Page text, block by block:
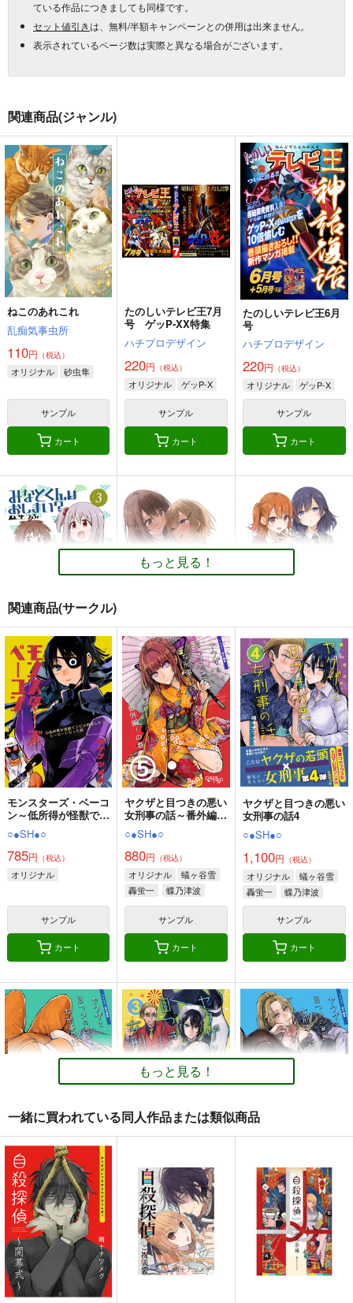
ている作品につきましても同様です。
セット値引きは、無料/半額キャンペーンとの併用は出来ません。
表示されているページ数は実際と異なる場合がございます。
関連商品(ジャンル)
ねこのあれこれ
乱痴気事虫所
110円 （税込）
オリジナル 砂虫隼
サンプル
カート
たのしいテレビ王7月
号 ゲッP-XX特集
ハチプロデザイン
220円 （税込）
オリジナル ゲッP-X
サンプル
カート
たのしいテレビ王6月
号
ハチプロデザイン
220円 （税込）
オリジナル ゲッP-X
サンプル
カート
みなとくんはおしま
い？３
GRINP
550円（税込）
オリジナル
千川みなと
桜田ゆうた
サンプル
サークル「ユーリカ」
百合アンソロジー３
不埒な契約×君色ステ
ラリウム
ユーリカ
330円（税込）
オリジナル
サンプル
サークル「ユーリカ」
百合アンソロジー２
告白のすきまで×木枯
らしのルーチェ
ユーリカ
330円（税込）
オリジナル
サンプル
同人作家がクリスタだ
けで作る同人誌の表紙
デザイン
壱番地
1,100 （税込）
カート
台所
乱痴気事虫所
110円（税込）
オリジナル 砂虫隼
カート
オリジナル同人て売れ
るの？＋オリジナル同
人の電子書籍て売れる
の？etc…～なんだか
んだ赤字出さず20年続
ぽっぽこっこ
110円（税込）
カート
もっと見る！
関連商品(サークル)
モンスターズ・ベーコ
ン～低所得が怪獣でジ
ビエ料理したらヒーロ
ーになった話～
○●SH●○
785円 （税込）
オリジナル
サンプル
カート
ヤクザと目つきの悪い
女刑事の話～番外編！
の巻～５
○●SH●○
880円 （税込）
オリジナル
蟻ヶ谷雪
轟蛍一
蝶乃津波
サンプル
カート
ヤクザと目つきの悪い
女刑事の話4
○●SH●○
1,100円 （税込）
オリジナル
蟻ヶ谷雪
轟蛍一
蝶乃津波
サンプル
カート
ヤクザと目つきの悪い
女刑事の話～番外編！
の巻～４
○●SH●○
770円（税込）
オリジナル
蟻ヶ谷雪
轟蛍一
蜂巣枢
サンプル
女刑事の話3
○●SH●○
660円（税込）
オリジナル
蟻ヶ谷
轟蛍一
サンプル
女刑事の話～番外編！
の巻～３
○●SH●○
550円（税込）
オリジナル
蟻ヶ谷
轟蛍一
百足警視
サンプル
もっと見る！
一緒に買われている同人作品または類似商品